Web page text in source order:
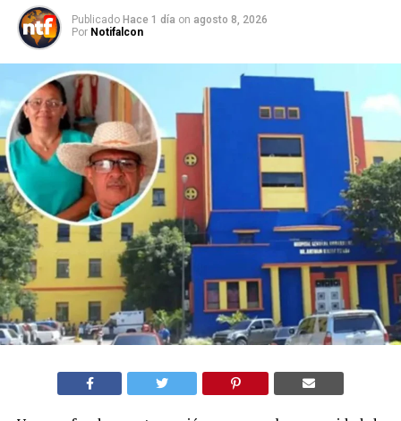
Publicado Hace 1 día on agosto 8, 2026
Por Notifalcon